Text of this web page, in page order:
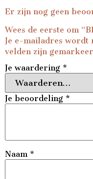
Er zijn nog geen
Wees de eerste om
Je e-mailadres wordt
velden zijn
Je waardering *
Je beoordeling *
Naam *